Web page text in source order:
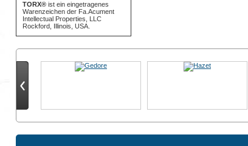
TORX® ist ein eingetragenes
Warenzeichen der Fa.Acument
Intellectual Properties, LLC
Rockford, Illinois, USA.